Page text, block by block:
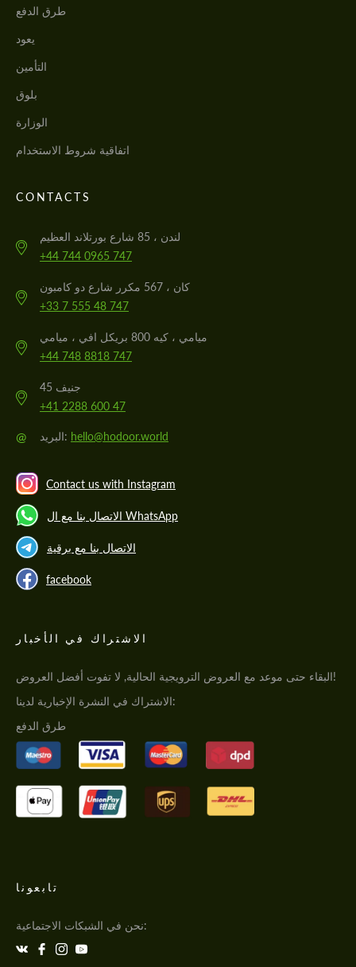
طرق الدفع
يعود
التأمين
بلوق
الوزارة
اتفاقية شروط الاستخدام
CONTACTS
لندن ، 85 شارع بورتلاند العظيم
+44 744 0965 747
كان ، 567 مكرر شارع دو كامبون
+33 7 555 48 747
ميامي ، كيه 800 بريكل افي ، ميامي
+44 748 8818 747
جنيف 45
+41 2288 600 47
@ البريد: hello@hodoor.world
Contact us with Instagram
الاتصال بنا مع ال WhatsApp
الاتصال بنا مع برقية
facebook
الاشتراك في الأخبار
البقاء حتى موعد مع العروض الترويجية الحالية, لا تفوت أفضل العروض!
الاشتراك في النشرة الإخبارية لدينا:
طرق الدفع
تابعونا
نحن في الشبكات الاجتماعية: